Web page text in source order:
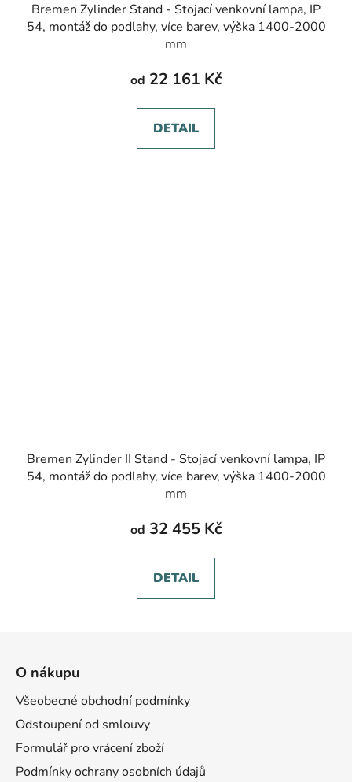
Bremen Zylinder Stand - Stojací venkovní lampa, IP
54, montáž do podlahy, více barev, výška 1400-2000
mm
od 22 161 Kč
DETAIL
Bremen Zylinder II Stand - Stojací venkovní lampa, IP
54, montáž do podlahy, více barev, výška 1400-2000
mm
od 32 455 Kč
DETAIL
O nákupu
Všeobecné obchodní podmínky
Odstoupení od smlouvy
Formulář pro vrácení zboží
Podmínky ochrany osobních údajů